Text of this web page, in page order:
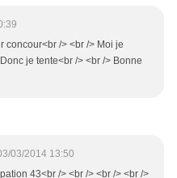
concour<br /> <br /> Moi je
je tente<br /> <br /> Bonne
03/2014 13:50
43<br /> <br /> <br /> <br />